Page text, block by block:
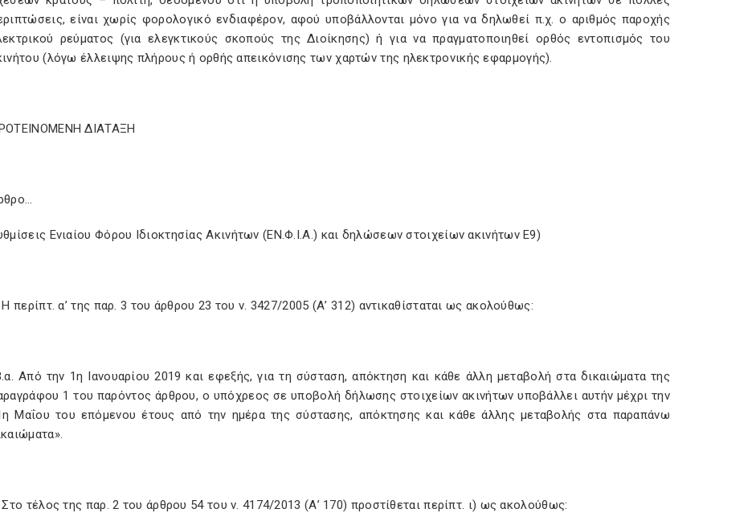
είναι χωρίς φορολογικό ενδιαφέρον, αφού υποβάλλονται μόνο για να δηλωθεί π.χ. ο αριθμός παροχής
ρεύματος (για ελεγκτικούς σκοπούς της Διοίκησης) ή για να πραγματοποιηθεί ορθός εντοπισμός του
(λόγω έλλειψης πλήρους ή ορθής απεικόνισης των χαρτών της ηλεκτρονικής εφαρμογής).
ΔΙΑΤΑΞΗ
Ενιαίου Φόρου Ιδιοκτησίας Ακινήτων (ΕΝ.Φ.Ι.Α.) και δηλώσεων στοιχείων ακινήτων Ε9)
Η περίπτ. α’ της παρ. 3 του άρθρου 23 του ν. 3427/2005 (Α’ 312) αντικαθίσταται ως ακολούθως:
Από την 1η Ιανουαρίου 2019 και εφεξής, για τη σύσταση, απόκτηση και κάθε άλλη μεταβολή στα δικαιώματα της
1 του παρόντος άρθρου, ο υπόχρεος σε υποβολή δήλωσης στοιχείων ακινήτων υποβάλλει αυτήν μέχρι την
Μαΐου του επόμενου έτους από την ημέρα της σύστασης, απόκτησης και κάθε άλλης μεταβολής στα παραπάνω
Στο τέλος της παρ. 2 του άρθρου 54 του ν. 4174/2013 (Α’ 170) προστίθεται περίπτ. ι) ως ακολούθως: